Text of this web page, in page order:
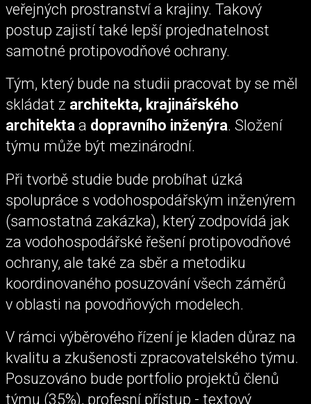
veřejných prostranství a krajiny. Takový
postup zajistí také lepší projednatelnost
samotné protipovodňové ochrany.
Tým, který bude na studii pracovat by se měl
skládat z architekta, krajinářského
architekta a dopravního inženýra. Složení
týmu může být mezinárodní.
Při tvorbě studie bude probíhat úzká
spolupráce s vodohospodářským inženýrem
(samostatná zakázka), který zodpovídá jak
za vodohospodářské řešení protipovodňové
ochrany, ale také za sběr a metodiku
koordinovaného posuzování všech záměrů
v oblasti na povodňových modelech.
V rámci výběrového řízení je kladen důraz na
kvalitu a zkušenosti zpracovatelského týmu.
Posuzováno bude portfolio projektů členů
týmu (35%), profesní přístup - textový